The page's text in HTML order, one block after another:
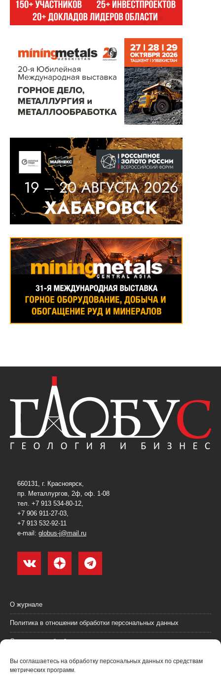
Вы соглашаетесь на обработку персональных данных по средствам
метрических программ.
660131, г. Красноярск,
пр. Металлургов, 2ф, оф. 1-08
тел. +7 913 534-80-12,
+7 906 911-27-03,
+7 913 532-92-11
e-mail: globus-j@mail.ru
О журнале
Политика в отношении обработки персональных данных
Согласие на обработку персональных данных
Пользовательское соглашение (оферта)